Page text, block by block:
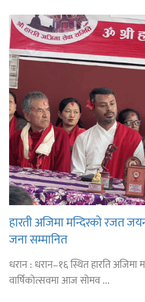
हारती अजिमा मन्दिरको रजत
जना सम्मानित
धरान : धरान–१६ स्थित हारति
वार्षिकोत्सवमा आज सोमव ...